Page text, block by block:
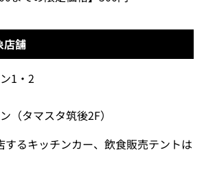
円（税込）の生ビールを500円（税
生ビールを購入して試合観戦をお楽し